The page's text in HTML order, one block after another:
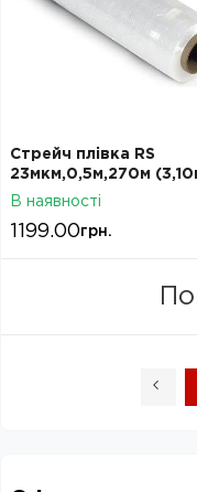
Стрейч плівка RS
23мкм,0,5м,270м
В наявності
1199.00грн.